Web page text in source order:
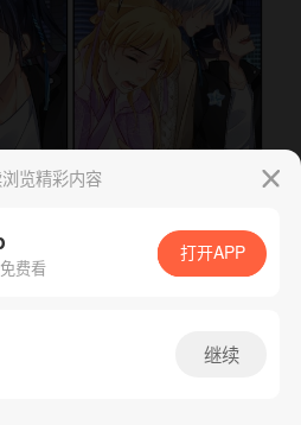
App免费看
腾漫App免费看
览精彩内容
费看
打开APP
继续